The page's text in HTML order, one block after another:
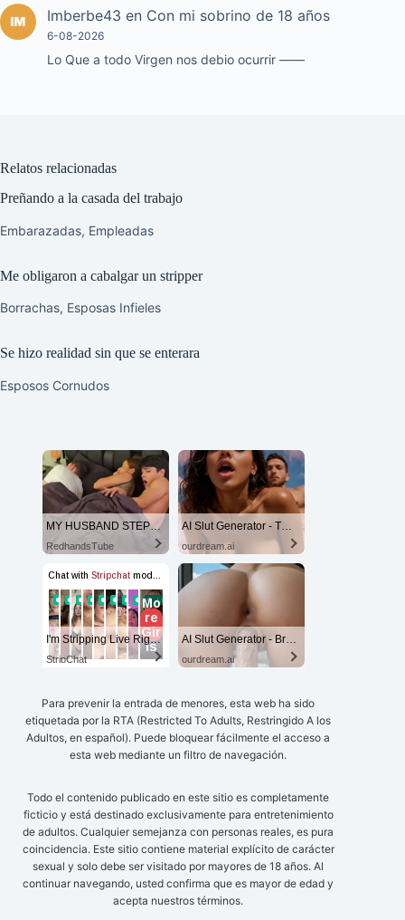
Imberbe43 en Con mi sobrino de 18 años
6-08-2026
Lo Que a todo Virgen nos debio ocurrir ——
Relatos relacionadas
Preñando a la casada del trabajo
Embarazadas, Empleadas
Me obligaron a cabalgar un stripper
Borrachas, Esposas Infieles
Se hizo realidad sin que se enterara
Esposos Cornudos
MY HUSBAND STEPSON MISTAKENLY GIVES ME IN THE ASS
RedhandsTube
AI Slut Generator - Turn Your Fantasies into Reality
ourdream.ai
I'm Stripping Live Right Now
StripChat
AI Slut Generator - Bring your Fantasies to life 🔥
ourdream.ai
Para prevenir la entrada de menores, esta web ha sido
etiquetada por la RTA (Restricted To Adults, Restringido A los
Adultos, en español). Puede bloquear fácilmente el acceso a
esta web mediante un filtro de navegación.
Todo el contenido publicado en este sitio es completamente
ficticio y está destinado exclusivamente para entretenimiento
de adultos. Cualquier semejanza con personas reales, es pura
coincidencia. Este sitio contiene material explícito de carácter
sexual y solo debe ser visitado por mayores de 18 años. Al
continuar navegando, usted confirma que es mayor de edad y
acepta nuestros términos.